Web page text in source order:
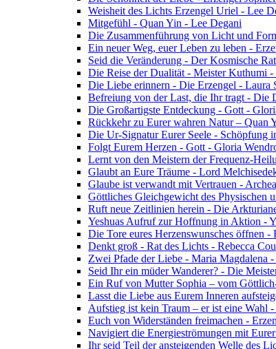
Weisheit des Lichts Erzengel Uriel - Lee
Mitgefühl - Quan Yin - Lee Degani
Die Zusammenführung von Licht und
Ein neuer Weg, euer Leben zu leben -
Seid die Veränderung - Der Kosmische
Die Reise der Dualität - Meister Kuthumi
Die Liebe erinnern - Die Erzengel - Laura
Befreiung von der Last, die Ihr tragt - Die
Die Großartigste Entdeckung - Gott -
Rückkehr zu Eurer wahren Natur – Quan
Die Ur-Signatur Eurer Seele - Schöpfung
Folgt Eurem Herzen - Gott - Gloria
Lernt von den Meistern der Frequenz-
Glaubt an Eure Träume - Lord
Glaube ist verwandt mit Vertrauen -
Göttliches Gleichgewicht des Physischen
Ruft neue Zeitlinien herein - Die
Yeshuas Aufruf zur Hoffnung in Aktion -
Die Tore eures Herzenswunsches öffnen
Denkt groß - Rat des Lichts - Rebecca
Zwei Pfade der Liebe - Maria Magdalena
Seid Ihr ein müder Wanderer? - Die
Ein Ruf von Mutter Sophia – vom
Lasst die Liebe aus Eurem Inneren
Aufstieg ist kein Traum – er ist eine Wahl
Euch von Widerständen freimachen -
Navigiert die Energieströmungen mit
Ihr seid Teil der ansteigenden Welle des